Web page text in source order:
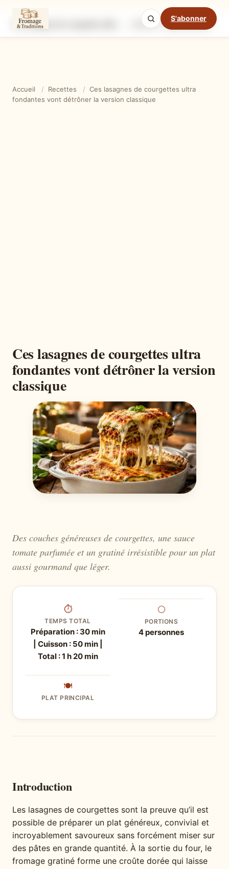
S'abonner
Ingrédients Étapes
Mode cuisine
Accueil / Recettes / Ces lasagnes de courgettes ultra
fondantes vont détrôner la version classique
Ces lasagnes de courgettes ultra
fondantes vont détrôner la version
classique
Des couches généreuses de courgettes, une sauce
tomate parfumée et un gratiné irrésistible pour un plat
aussi gourmand que léger.
⏱
TEMPS TOTAL
Préparation : 30 min
| Cuisson : 50 min |
Total : 1 h 20 min
⚪
PORTIONS
4 personnes
🍽
PLAT PRINCIPAL
Introduction
Les lasagnes de courgettes sont la preuve qu’il est
possible de préparer un plat généreux, convivial et
incroyablement savoureux sans forcément miser sur
des pâtes en grande quantité. À la sortie du four, le
fromage gratiné forme une croûte dorée qui laisse